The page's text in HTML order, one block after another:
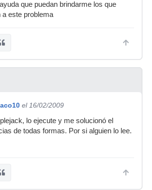
que puedan brindarme los que
a este problema
el 16/02/2009
lo ejecute y me solucionó el
de todas formas. Por si alguien lo lee.